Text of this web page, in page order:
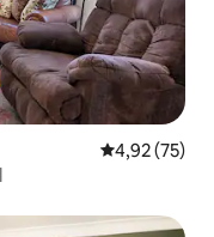
4,92 de uma
4,92 (75)